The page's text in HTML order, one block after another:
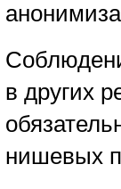
в других
нишевых